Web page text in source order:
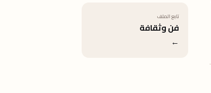
تابع الملف
فن وثقافة
←